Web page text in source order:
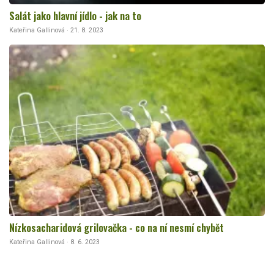
Salát jako hlavní jídlo - jak na to
Kateřina Gallinová · 21. 8. 2023
Nízkosacharidová grilovačka - co na ní nesmí chybět
Kateřina Gallinová · 8. 6. 2023